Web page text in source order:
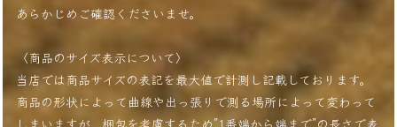
あらかじめご確認くださいませ。
〈商品のサイズ表示について〉
当店では商品サイズの表記を最大値で計測し記載しております。
商品の形状によって曲線や出っ張りで測る場所によって変わって